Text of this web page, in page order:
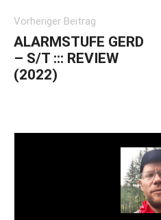
Vorheriger Beitrag
ALARMSTUFE GERD
– S/T ::: REVIEW
(2022)